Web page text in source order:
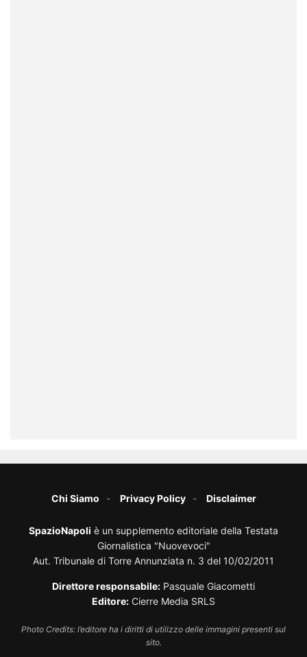
Chi Siamo Privacy Policy Disclaimer
SpazioNapoli è un supplemento editoriale della Testata
Giornalistica "Nuovevoci"
Aut. Tribunale di Torre Annunziata n. 3 del 10/02/2011
Direttore responsabile: Pasquale Giacometti
Editore: Cierre Media SRLS
Photo Credits: l’editore ha i diritti di utilizzo delle immagini presenti sul
sito.